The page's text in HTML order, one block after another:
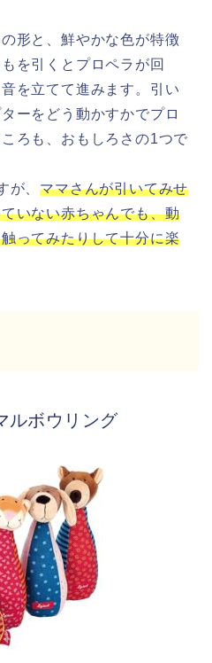
形と、鮮やかな色が特徴
を引くとプロペラが回
を立てて進みます。引い
ーをどう動かすかでプロ
ろも、おもしろさの1つで
が、ママさんが引いてみせ
いない赤ちゃんでも、動
ってみたりして十分に楽
ルボウリング